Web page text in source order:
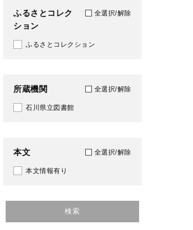
ふるさとコレク
ション
全選択/解除
ふるさとコレクション
所蔵機関 全選択/解除
石川県立図書館
本文 全選択/解除
本文情報有り
検索